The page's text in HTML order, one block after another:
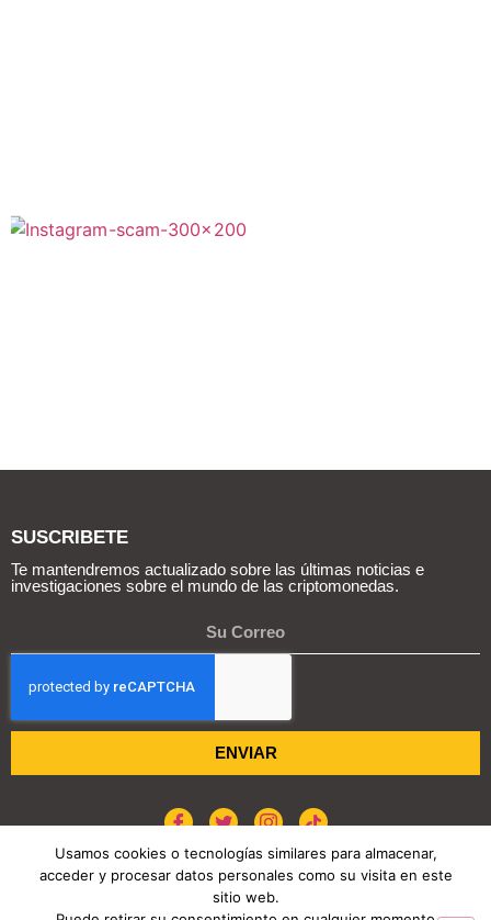
SUSCRIBETE
Te mantendremos actualizado sobre las últimas noticias e
investigaciones sobre el mundo de las criptomonedas.
ENVIAR
POLÍTICA DE COOKIES
Usamos cookies o tecnologías similares para almacenar,
acceder y procesar datos personales como su visita en este
sitio web.